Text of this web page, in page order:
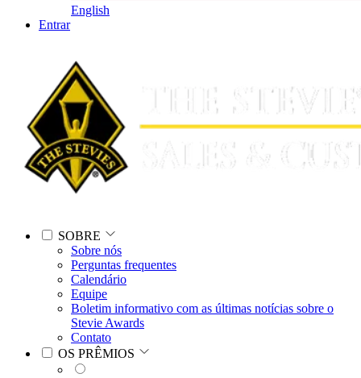
English
Entrar
SOBRE
Sobre nós
Perguntas frequentes
Calendário
Equipe
Boletim informativo com as últimas notícias sobre o
Stevie Awards
Contato
OS PRÊMIOS